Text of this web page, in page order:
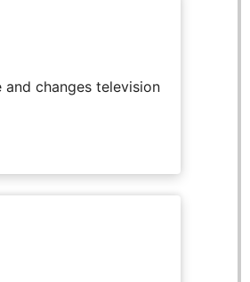
changes television